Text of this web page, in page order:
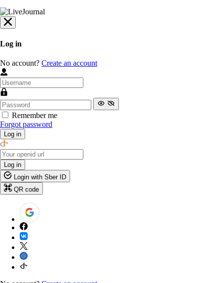
Log in
No account? Create an account
Remember me
Forgot password
Log in
Log in
Login with Sber ID
QR code